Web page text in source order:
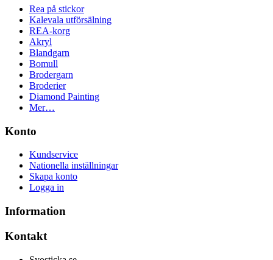
Rea på stickor
Kalevala utförsälning
REA-korg
Akryl
Blandgarn
Bomull
Brodergarn
Broderier
Diamond Painting
Mer…
Konto
Kundservice
Nationella inställningar
Skapa konto
Logga in
Information
Kontakt